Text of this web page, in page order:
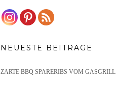
NEUESTE BEITRÄGE
ZARTE BBQ SPARERIBS VOM GASGRILL